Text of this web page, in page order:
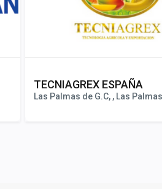
TECNIAGREX ESPAÑA
Las Palmas de G.C, , Las